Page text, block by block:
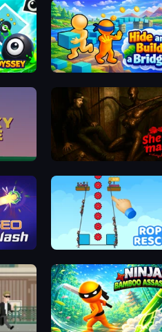
Hide and Build a Bridge!
She is Mad
Rope Rescue